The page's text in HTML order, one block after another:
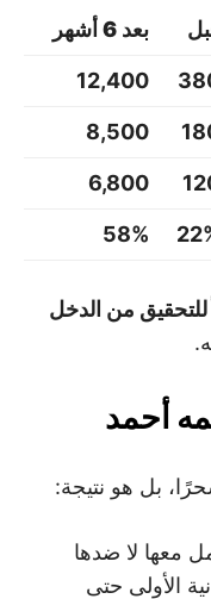
بعد 6 أشهر
12,400
8,500
6,800
58%
للتحقيق من الدخل
أحمد
بل هو نتيجة:
معها لا ضدها
الأولى حتى